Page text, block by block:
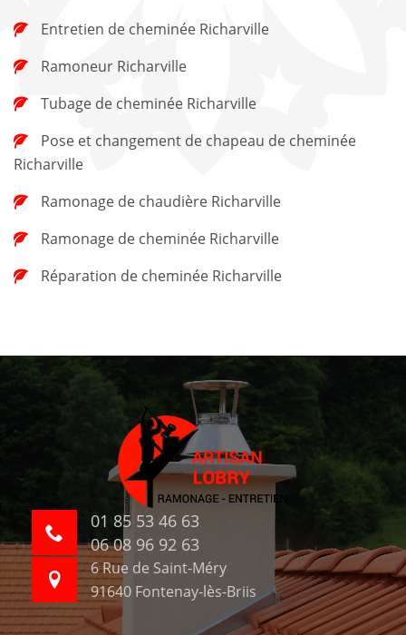
Entretien de cheminée Richarville
Ramoneur Richarville
Tubage de cheminée Richarville
Richarville
Ramonage de chaudière Richarville
Ramonage de cheminée Richarville
Réparation de cheminée Richarville
01 85 53 46 63
06 08 96 92 63
6 Rue de Saint-Méry
91640 Fontenay-lès-Briis